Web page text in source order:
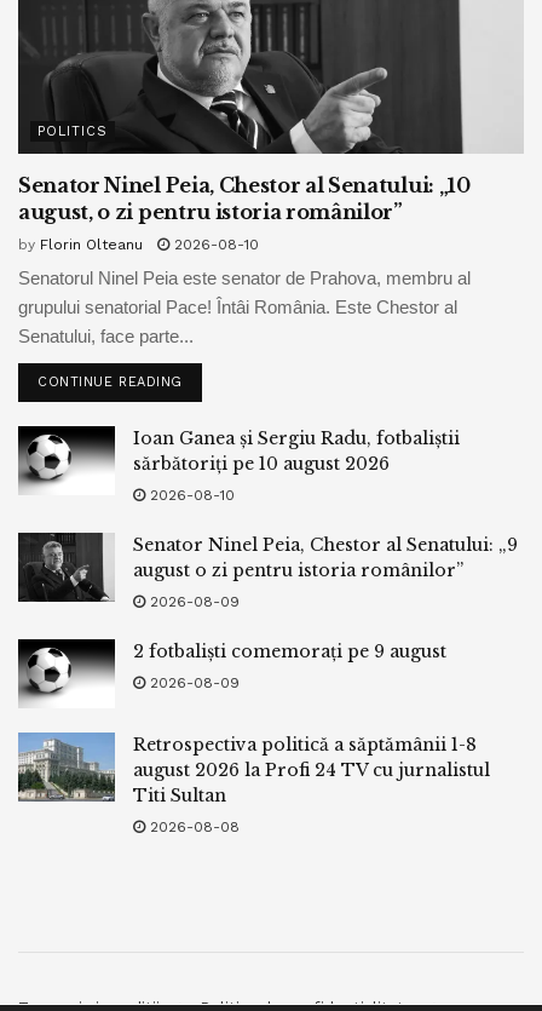
POLITICS
Senator Ninel Peia, Chestor al Senatului: „10
august, o zi pentru istoria românilor”
by Florin Olteanu 2026-08-10
Senatorul Ninel Peia este senator de Prahova, membru al
grupului senatorial Pace! Întâi România. Este Chestor al
Senatului, face parte...
CONTINUE READING
Ioan Ganea și Sergiu Radu, fotbaliștii
sărbătoriți pe 10 august 2026
2026-08-10
Senator Ninel Peia, Chestor al Senatului: „9
august o zi pentru istoria românilor”
2026-08-09
2 fotbaliști comemorați pe 9 august
2026-08-09
Retrospectiva politică a săptămânii 1-8
august 2026 la Profi 24 TV cu jurnalistul
Titi Sultan
2026-08-08